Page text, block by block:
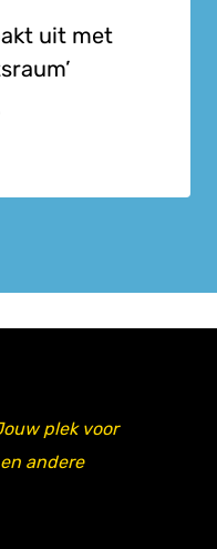
uit met
plek voor
andere